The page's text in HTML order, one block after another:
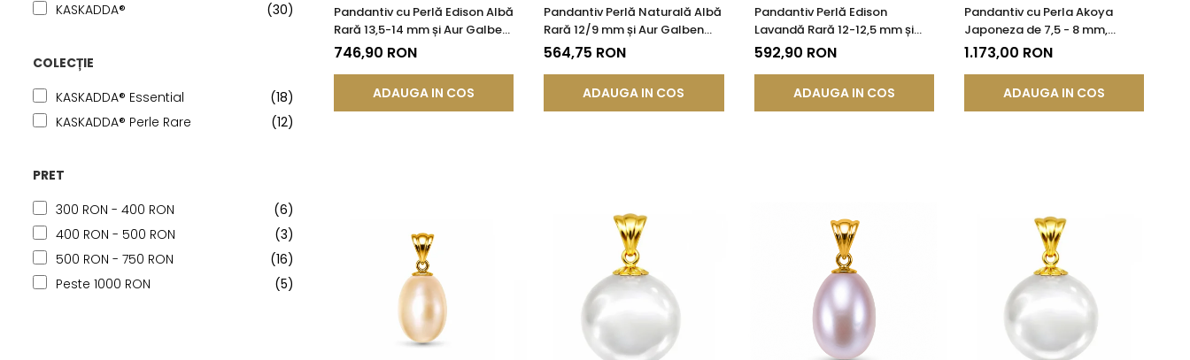
KASKADDA®
(30)
COLECȚIE
KASKADDA® Essential
(18)
KASKADDA® Perle Rare
(12)
PRET
300 RON - 400 RON
(6)
400 RON - 500 RON
(3)
500 RON - 750 RON
(16)
Peste 1000 RON
(5)
Pandantiv cu Perlă Edison Albă
Rară 13,5-14 mm și Aur Galben
14K (aur 585) | KASKADDA®
746,90 RON
ADAUGA IN COS
Pandantiv Perlă Naturală Albă
Rară 12/9 mm și Aur Galben
14K (aur 585) | KASKADDA®
564,75 RON
ADAUGA IN COS
Pandantiv Perlă Edison
Lavandă Rară 12-12,5 mm și
Aur 14K (aur 585) | KASKADDA®
592,90 RON
ADAUGA IN COS
Pandantiv cu Perla Akoya
Japoneza de 7,5 - 8 mm,
Calitate AAA+ si Aur de 14k
1.173,00 RON
ADAUGA IN COS